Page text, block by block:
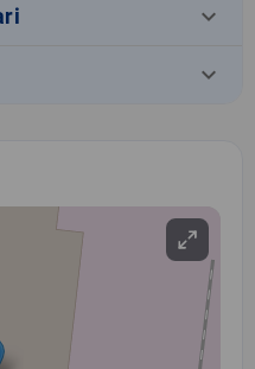
keyboard_arrow_down
keyboard_arrow_down